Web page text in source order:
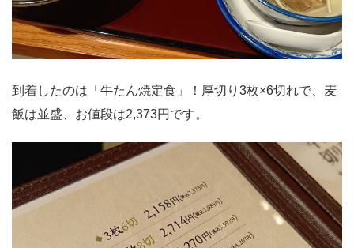
到着したのは「牛たん焼定食」！厚切り3枚×6切れで、麦
飯は並盛、お値段は2,373円です。